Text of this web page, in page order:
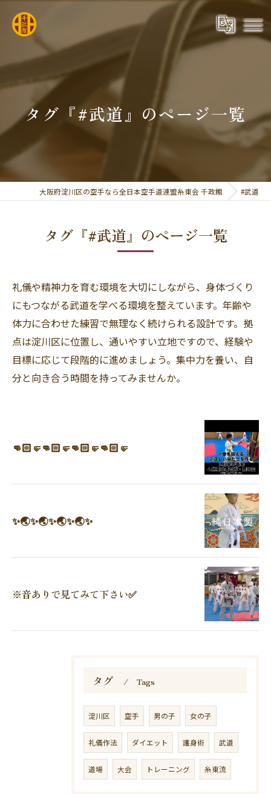
タグ『#武道』のページ一覧
大阪府淀川区の空手なら全日本空手道連盟糸東会 千政館 #武道
タグ『#武道』のページ一覧
礼儀や精神力を育む環境を大切にしながら、身体づくり
にもつながる武道を学べる環境を整えています。年齢や
体力に合わせた練習で無理なく続けられる設計です。拠
点は淀川区に位置し、通いやすい立地ですので、経験や
目標に応じて段階的に進めましょう。集中力を養い、自
分と向き合う時間を持ってみませんか。
👊🏻🤛👊🏻🤛👊🏻🤛👊🏻🤛
✨🌏✨🌏✨🌏✨🌏✨
※音ありで見てみて下さい✅
タグ Tags
淀川区 空手 男の子 女の子
礼儀作法 ダイエット 護身術 武道
道場 大会 トレーニング 糸東流